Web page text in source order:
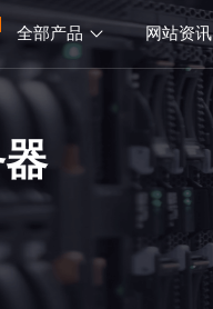
全部产品 网站资讯